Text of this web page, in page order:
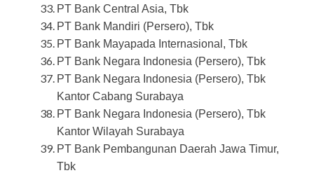
PT Bank Central Asia, Tbk
PT Bank Mandiri (Persero), Tbk
PT Bank Mayapada Internasional, Tbk
PT Bank Negara Indonesia (Persero), Tbk
PT Bank Negara Indonesia (Persero), Tbk
Kantor Cabang Surabaya
PT Bank Negara Indonesia (Persero), Tbk
Kantor Wilayah Surabaya
PT Bank Pembangunan Daerah Jawa Timur,
Tbk